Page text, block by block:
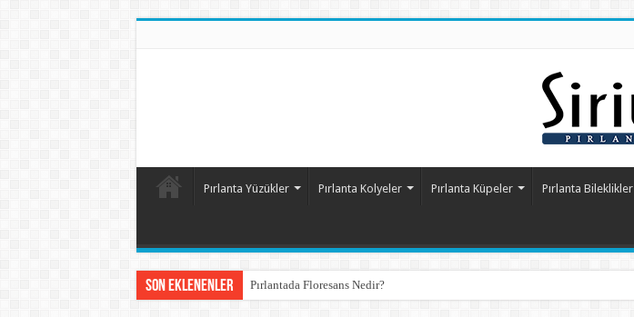
Pırlanta Yüzükler Pırlanta Kolyeler Pırlanta Küpeler Pırlanta Bileklikler
Son Eklenenler Pırlantada Floresans Nedir?